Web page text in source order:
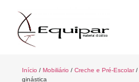
Início / Mobiliário / Creche e Pré-Escolar/
ginástica